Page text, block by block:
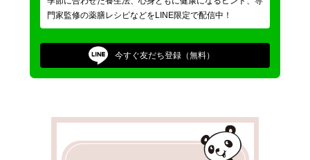
門家監修の薬膳レシピなどをLINE限定で配信中！
今すぐ友だち登録（無料）